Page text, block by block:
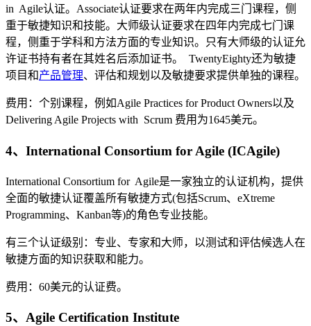
in Agile认证。Associate认证要求在两年内完成三门课程，侧
重于敏捷知识和技能。大师级认证要求在四年内完成七门课
程，侧重于学科和方法方面的专业知识。只有大师级的认证允
许证书持有者在其姓名后添加证书。 TwentyEighty还为敏捷
项目和产品管理、评估和规划以及敏捷要求提供单独的课程。
费用：个别课程，例如Agile Practices for Product Owners以及
Delivering Agile Projects with Scrum 费用为1645美元。
4、International Consortium for Agile (ICAgile)
International Consortium for Agile是一家独立的认证机构，提供
全面的敏捷认证覆盖所有敏捷方式(包括Scrum、eXtreme
Programming、Kanban等)的角色专业技能。
有三个认证级别：专业、专家和大师，以测试和评估候选人在
敏捷方面的知识获取和能力。
费用：60美元的认证费。
5、Agile Certification Institute